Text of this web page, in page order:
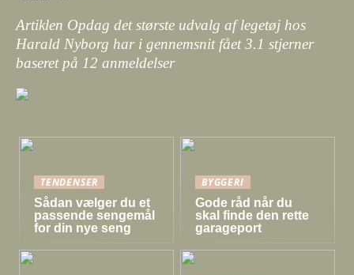
Artiklen Opdag det største udvalg af legetøj hos
Harald Nyborg har i gennemsnit fået3.1 stjerner
baseret på 12 anmeldelser
TENDENSER
Sådan vælger du et
passende sengemål
for din nye seng
BYGGERI
Gode råd når du
skal finde den rette
garageport